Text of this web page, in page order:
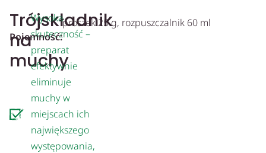
Trójskładnik
na
muchy
Wysoka
skuteczność –
preparat
efektywnie
eliminuje
muchy w
miejscach ich
największego
występowania,
Pojemność:
proszek 25 g, rozpuszczalnik 60 ml